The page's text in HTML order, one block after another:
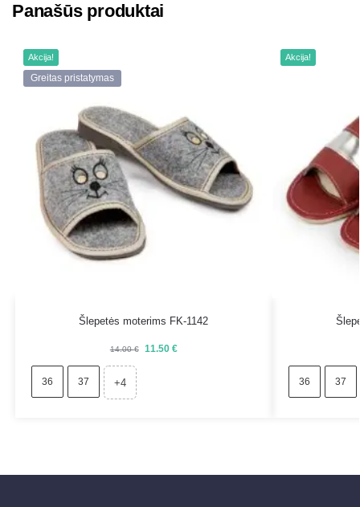
Panašūs produktai
Akcija!
Greitas pristatymas
Šlepetės moterims FK-1142
14.00€ 11.50 €
36 37 +4
Akcija!
36 37